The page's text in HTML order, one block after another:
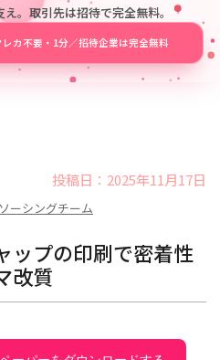
。取引先は招待で完全無料。
レカ不要・1分／招待企業は完全無料
投稿日：2025年11月17日
ーシングチーム
ップの印刷で密着性
改質